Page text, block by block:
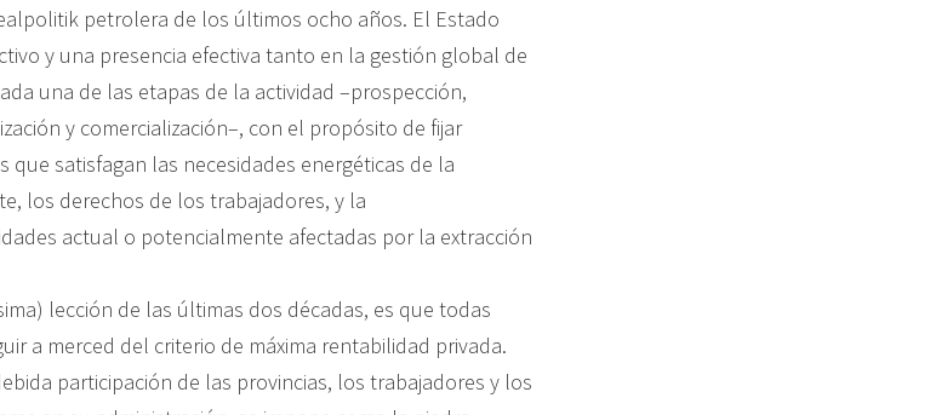
petrolera de los últimos ocho años. El Estado
y una presencia efectiva tanto en la gestión global de
una de las etapas de la actividad –prospección,
y comercialización–, con el propósito de fijar
que satisfagan las necesidades energéticas de la
los derechos de los trabajadores, y la
actual o potencialmente afectadas por la extracción
lección de las últimas dos décadas, es que todas
a merced del criterio de máxima rentabilidad privada.
participación de las provincias, los trabajadores y los